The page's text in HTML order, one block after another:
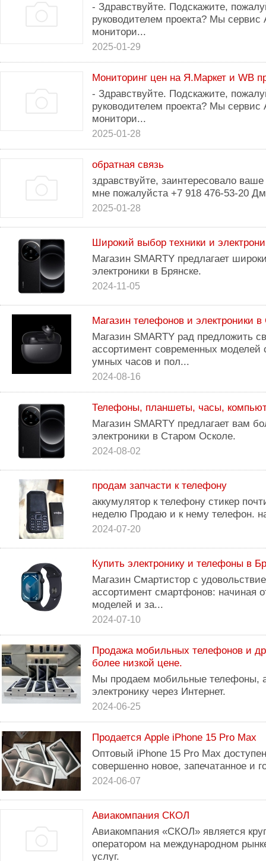
- Здравствуйте. Подскажите,
руководителем проекта? Мы
монитори...
2025-01-29
Мониторинг цен на Я.Маркет и WB
- Здравствуйте. Подскажите,
руководителем проекта? Мы
монитори...
2025-01-28
обратная связь
здравствуйте, заинтересовало
мне пожалуйста +7 918 476-53-20
2025-01-28
Широкий выбор техники и
Магазин SMARTY предлагает
электроники в Брянске.
2024-11-05
Магазин телефонов и электроники
Магазин SMARTY рад предложить
ассортимент современных моделей
умных часов и пол...
2024-08-16
Телефоны, планшеты, часы,
Магазин SMARTY предлагает вам
электроники в Старом Осколе.
2024-08-02
продам запчасти к телефону
аккумулятор к телефону стикер
неделю Продаю и к нему телефон.
2024-07-20
Купить электронику и телефоны в
Магазин Смартистор с
ассортимент смартфонов: начиная
моделей и за...
2024-07-10
Продажа мобильных телефонов и
более низкой цене.
Мы продаем мобильные телефоны,
электронику через Интернет.
2024-06-25
Продается Apple iPhone 15 Pro Max
Оптовый iPhone 15 Pro Max
совершенно новое, запечатанное и
2024-06-07
Авиакомпания СКОЛ
Авиакомпания «СКОЛ» является
оператором на международном
услуг.